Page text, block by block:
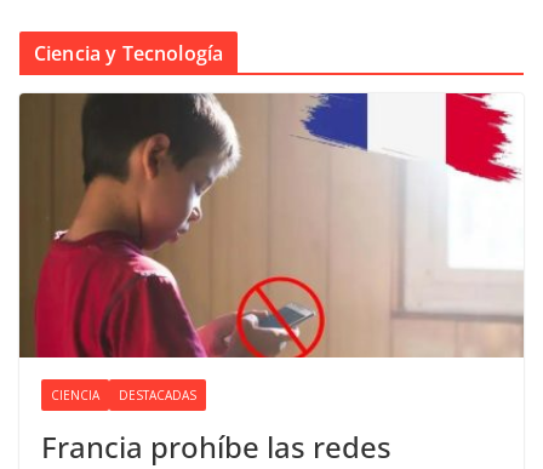
Ciencia y Tecnología
CIENCIA DESTACADAS
Francia prohíbe las redes